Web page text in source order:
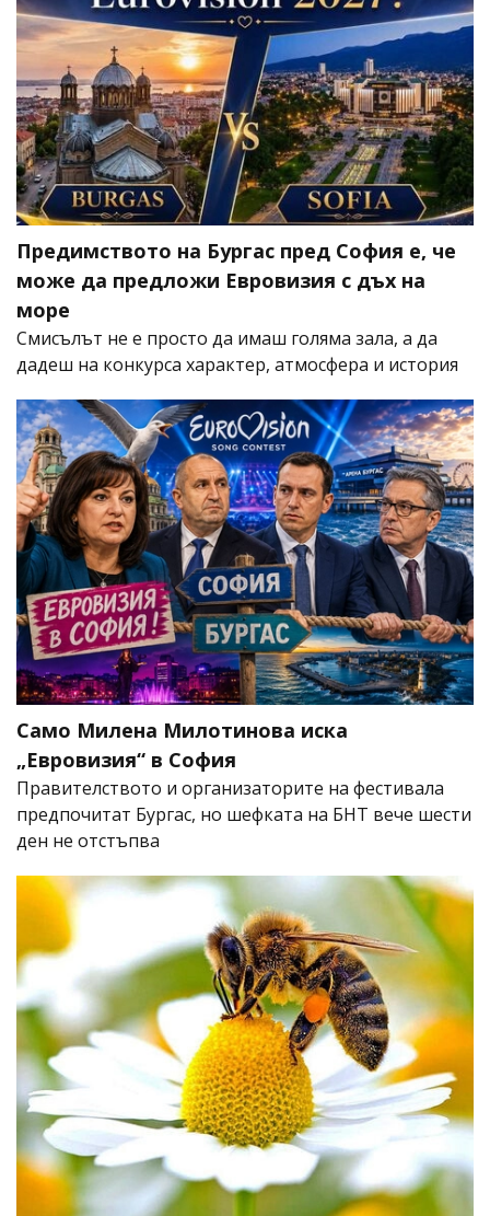
Предимството на Бургас пред София е, че
може да предложи Евровизия с дъх на
море
Смисълът не е просто да имаш голяма зала, а да
дадеш на конкурса характер, атмосфера и история
Само Милена Милотинова иска
„Евровизия“ в София
Правителството и организаторите на фестивала
предпочитат Бургас, но шефката на БНТ вече шести
ден не отстъпва